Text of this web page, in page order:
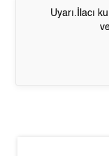
Uyarı.İlacı